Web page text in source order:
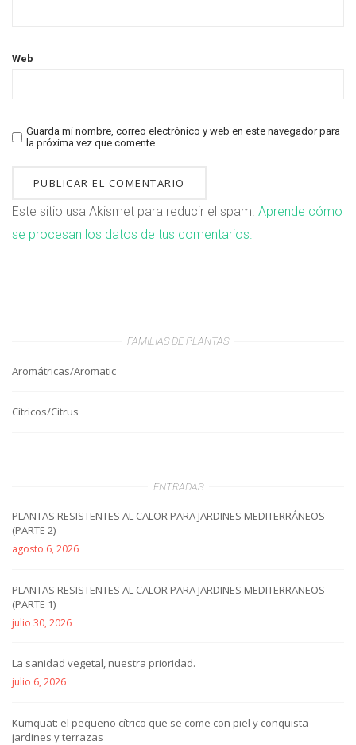
Web
Guarda mi nombre, correo electrónico y web en este navegador para
la próxima vez que comente.
Este sitio usa Akismet para reducir el spam. Aprende cómo
se procesan los datos de tus comentarios.
FAMILIAS DE PLANTAS
Aromátricas/Aromatic
Cítricos/Citrus
ENTRADAS
PLANTAS RESISTENTES AL CALOR PARA JARDINES MEDITERRÁNEOS
(PARTE 2)
agosto 6, 2026
PLANTAS RESISTENTES AL CALOR PARA JARDINES MEDITERRANEOS
(PARTE 1)
julio 30, 2026
La sanidad vegetal, nuestra prioridad.
julio 6, 2026
Kumquat: el pequeño cítrico que se come con piel y conquista
jardines y terrazas